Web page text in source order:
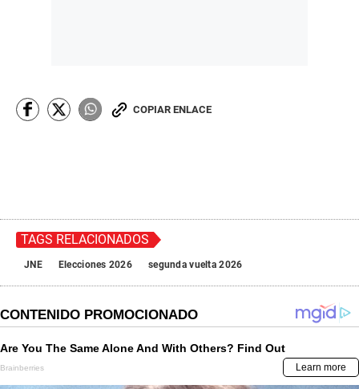
COPIAR ENLACE
TAGS RELACIONADOS
JNE Elecciones 2026 segunda vuelta 2026